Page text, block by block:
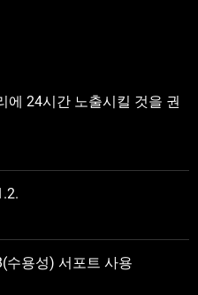
에 24시간 노출시킬 것을 권
수용성) 서포트 사용